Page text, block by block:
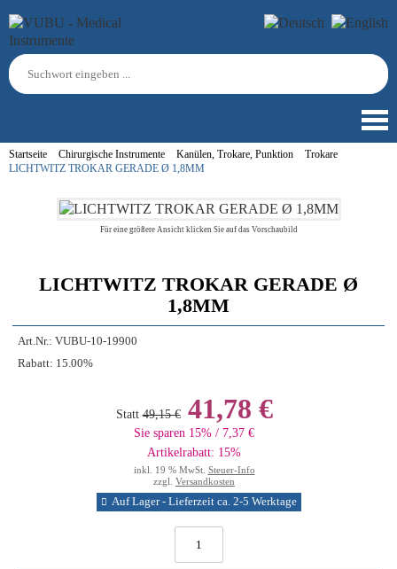
Startseite Chirurgische Instrumente Kanülen, Trokare, Punktion
Trokare
LICHTWITZ TROKAR GERADE Ø 1,8MM
Für eine größere Ansicht klicken Sie auf das Vorschaubild
LICHTWITZ TROKAR GERADE Ø
1,8MM
Art.Nr.: VUBU-10-19900
Rabatt: 15.00%
Statt 49,15 €41,78 €
Sie sparen 15% / 7,37 €
Artikelrabatt: 15%
inkl. 19 % MwSt. Steuer-Info
zzgl. Versandkosten
Auf Lager - Lieferzeit ca. 2-5 Werktage